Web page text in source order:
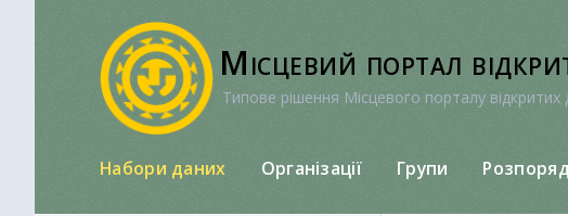
Місцевий портал
Типове рішення Місцевого порталу відкритих
Набори даних Організації Групи